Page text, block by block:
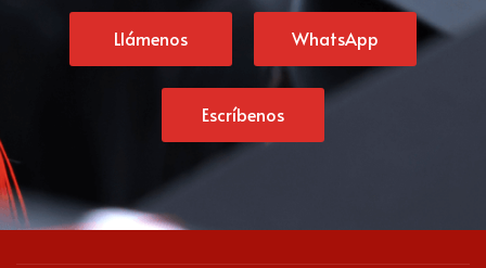
Llámenos WhatsApp
Escríbenos